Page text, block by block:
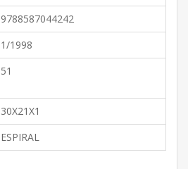
9788587044242
1/1998
51
30X21X1
ESPIRAL